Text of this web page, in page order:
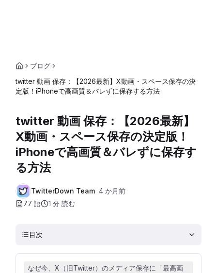
ブログ
twitter 動画 保存：【2026最新】X動画・スペース保存の決
定版！iPhoneで高画質＆バレずに保存する方法
twitter 動画 保存：【2026最新】
X動画・スペース保存の決定版！
iPhoneで高画質＆バレずに保存す
る方法
TwitterDown Team 4 か月前
77 語
1 分 読む
目次
なぜ今、X（旧Twitter）のメディア保存に「最高画